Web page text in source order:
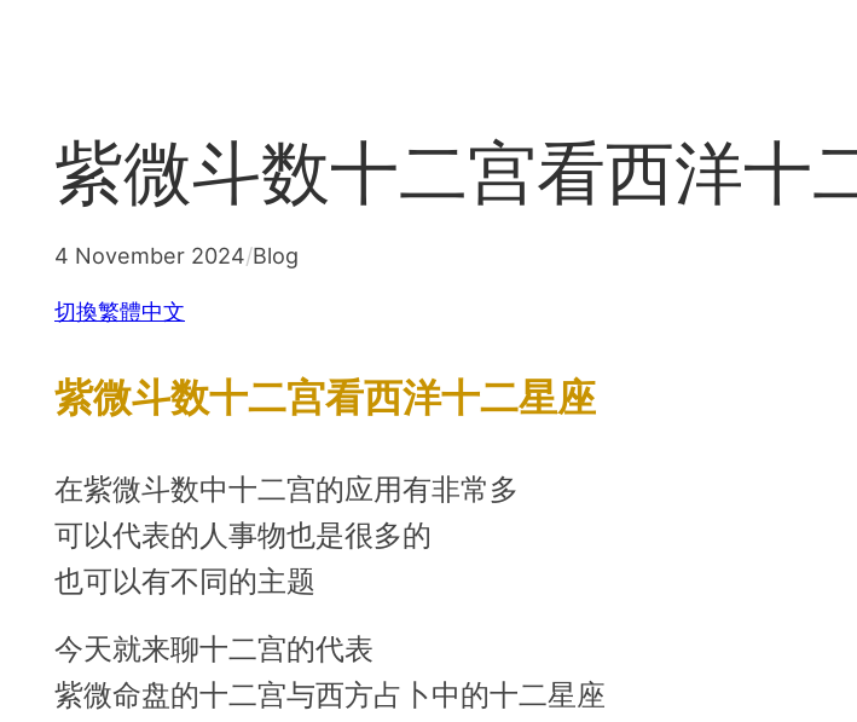
紫微斗数十二宫看西洋十
4 November 2024/Blog
切換繁體中文
紫微斗数十二宫看西洋十二星座
在紫微斗数中十二宫的应用有非常多
可以代表的人事物也是很多的
也可以有不同的主题
今天就来聊十二宫的代表
紫微命盘的十二宫与西方占卜中的十二星座